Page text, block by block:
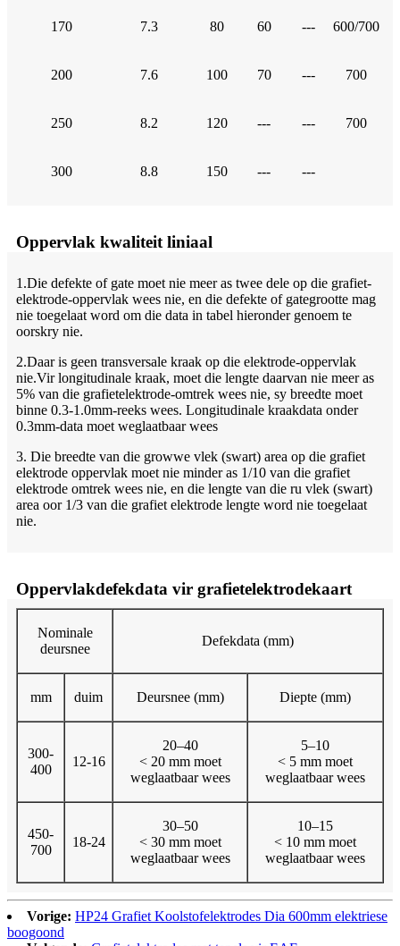
170 7.3 80 60 --- 600/700
200 7.6 100 70 --- 700
250 8.2 120 --- --- 700
300 8.8 150 --- ---
Oppervlak kwaliteit liniaal
1.Die defekte of gate moet nie meer as twee dele op die grafiet-
elektrode-oppervlak wees nie, en die defekte of gategrootte mag
nie toegelaat word om die data in tabel hieronder genoem te
oorskry nie.
2.Daar is geen transversale kraak op die elektrode-oppervlak
nie.Vir longitudinale kraak, moet die lengte daarvan nie meer as
5% van die grafietelektrode-omtrek wees nie, sy breedte moet
binne 0.3-1.0mm-reeks wees. Longitudinale kraakdata onder
0.3mm-data moet weglaatbaar wees
3. Die breedte van die growwe vlek (swart) area op die grafiet
elektrode oppervlak moet nie minder as 1/10 van die grafiet
elektrode omtrek wees nie, en die lengte van die ru vlek (swart)
area oor 1/3 van die grafiet elektrode lengte word nie toegelaat
nie.
Oppervlakdefekdata vir grafietelektrodekaart
Nominale
deursnee
Defekdata (mm)
mm duim Deursnee (mm) Diepte (mm)
300-
400
12-16
20–40
< 20 mm moet
weglaatbaar wees
5–10
< 5 mm moet
weglaatbaar wees
450-
700
18-24
30–50
< 30 mm moet
weglaatbaar wees
10–15
< 10 mm moet
weglaatbaar wees
Vorige: HP24 Grafiet Koolstofelektrodes Dia 600mm elektriese
boogoond